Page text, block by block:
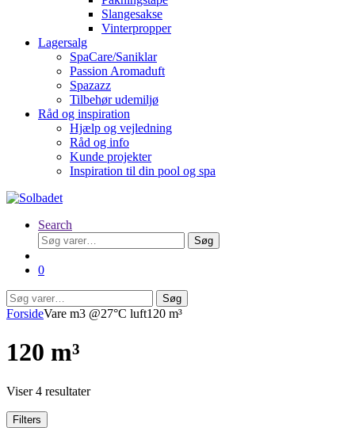
Slangesakse
Vinterpropper
Lagersalg
SpaCare/Saniklar
Passion Aromaduft
Spazazz
Tilbehør udemiljø
Råd og inspiration
Hjælp og vejledning
Råd og info
Kunde projekter
Inspiration til din pool og spa
Search
Søg
efter:
Søg
0
Søg
efter:
Søg
ForsideVare m3 @27°C luft120 m³
120 m³
Viser 4 resultater
Filters